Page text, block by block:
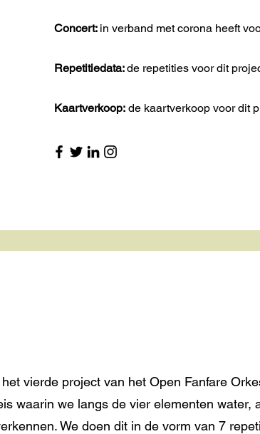
Concert: in verband met corona heeft
Repetitiedata:de repetities voor dit
Kaartverkoop:de kaartverkoop voor dit
het vierde project van het Open Fanfare
waarin we langs de vier elementen water,
We doen dit in de vorm van 7